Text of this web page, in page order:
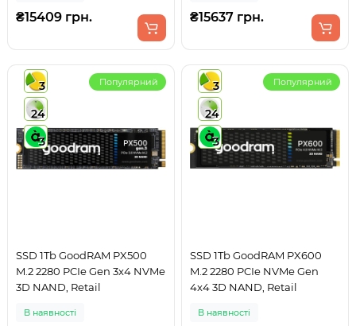
₴15409 грн. ₴15637 грн.
3
24
3
Популярний
SSD 1Tb GoodRAM PX500
M.2 2280 PCIe Gen 3x4 NVMe
3D NAND, Retail
В наявності
3
24
3
Популярний
SSD 1Tb GoodRAM PX600
M.2 2280 PCIe NVMe Gen
4x4 3D NAND, Retail
В наявності